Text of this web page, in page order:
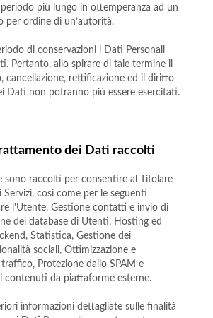
più lungo in ottemperanza ad un
per ordine di un’autorità.
di conservazioni i Dati Personali
Pertanto, allo spirare di tale termine il
cancellazione, rettificazione ed il diritto
Dati non potranno più essere esercitati.
dei Dati raccolti
sono raccolti per consentire al Titolare
così come per le seguenti
l'Utente, Gestione contatti e invio di
dei database di Utenti, Hosting ed
Statistica, Gestione dei
sociali, Ottimizzazione e
Protezione dallo SPAM e
contenuti da piattaforme esterne.
informazioni dettagliate sulle finalità